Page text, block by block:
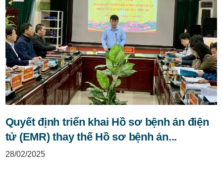
Quyết định triển khai Hồ sơ bệnh án điện
tử (EMR) thay thế Hồ sơ bệnh án...
28/02/2025